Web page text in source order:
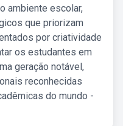
ambiente escolar,
que priorizam
por criatividade
os estudantes em
geração notável,
reconhecidas
do mundo -